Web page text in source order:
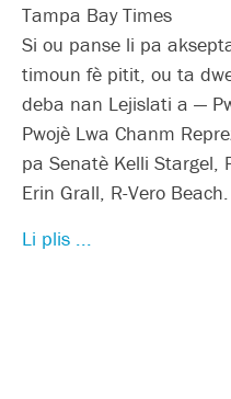
Tampa Bay Times
Si ou panse li pa
timoun fè pitit, ou ta
deba nan Lejislati a —
Pwojè Lwa Chanm
pa Senatè Kelli Stargel,
Erin Grall, R-Vero Beach.
Li plis ...